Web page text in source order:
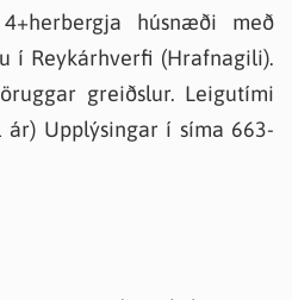
húsnæði með
í Reykárhverfi (Hrafnagili).
greiðslur. Leigutími
Upplýsingar í síma 663-